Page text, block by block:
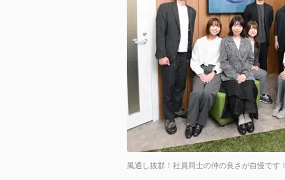
風通し抜群！社員同士の仲の良さが自慢です！